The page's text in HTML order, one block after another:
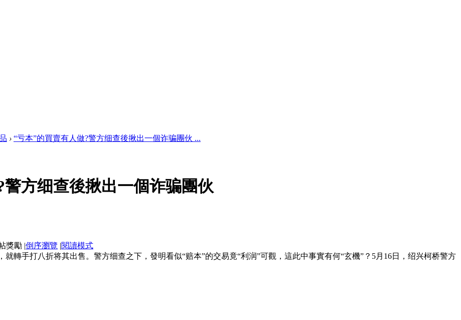
› “亏本”的買賣有人做?警方细查後揪出一個诈骗團伙 ...
方细查後揪出一個诈骗團伙
|倒序瀏覽 |閱讀模式
轉手打八折将其出售。警方细查之下，發明看似“赔本”的交易竟“利润”可觀，這此中事實有何“玄機”？5月16日，绍兴柯桥警方